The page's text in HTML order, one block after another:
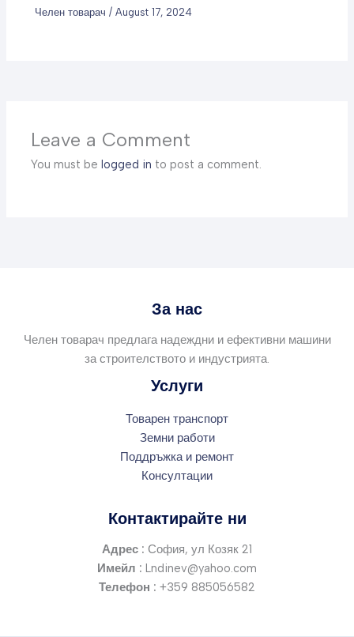
Челен товарач /August 17, 2024
Leave a Comment
You must belogged in to post a comment.
За нас
Челен товарач предлага надеждни и ефективни машини
за строителството и индустрията.
Услуги
Товарен транспорт
Земни работи
Поддръжка и ремонт
Консултации
Контактирайте ни
Адрес : София, ул Козяк 21
Имейл : Lndinev@yahoo.com
Телефон : +359 885056582